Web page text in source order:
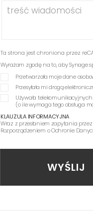
Ta strona jest chroniona przez
Wyrażam zgodę na to, aby Synage
Przetwarzała moje dane
Przesyłała mi drogą
Używała
(o ile wymaga tego obsługa
KLAUZULA INFORMACYJNA
Wraz z przesłaniem zapytania
Rozporządzeniem o Ochronie
WYŚLIJ